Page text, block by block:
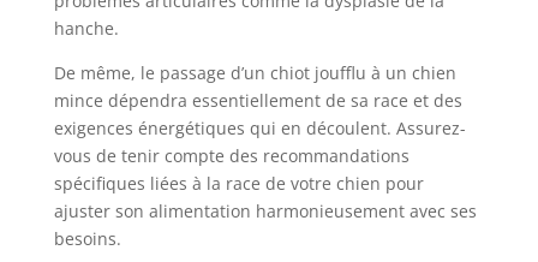
hanche.
De même, le passage d’un chiot joufflu à un chien
mince dépendra essentiellement de sa race et des
exigences énergétiques qui en découlent. Assurez-
vous de tenir compte des recommandations
spécifiques liées à la race de votre chien pour
ajuster son alimentation harmonieusement avec ses
besoins.